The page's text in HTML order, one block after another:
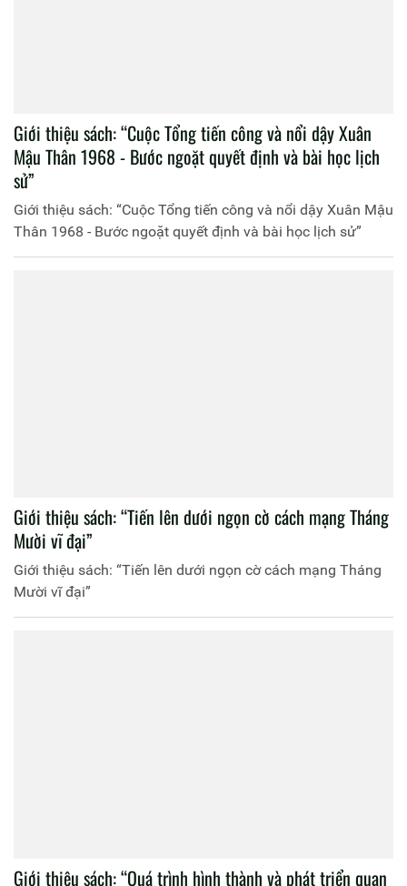
Giới thiệu sách: “Cuộc Tổng tiến công và nổi dậy Xuân
Mậu Thân 1968 - Bước ngoặt quyết định và bài học lịch
sử”
Giới thiệu sách: “Cuộc Tổng tiến công và nổi dậy Xuân Mậu
Thân 1968 - Bước ngoặt quyết định và bài học lịch sử”
Giới thiệu sách: “Tiến lên dưới ngọn cờ cách mạng Tháng
Mười vĩ đại”
Giới thiệu sách: “Tiến lên dưới ngọn cờ cách mạng Tháng
Mười vĩ đại”
Giới thiệu sách: “Quá trình hình thành và phát triển quan